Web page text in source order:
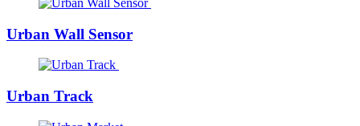
Urban Wall Sensor
Urban Track